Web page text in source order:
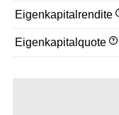
Eigenkapitalrendite
Eigenkapitalquote